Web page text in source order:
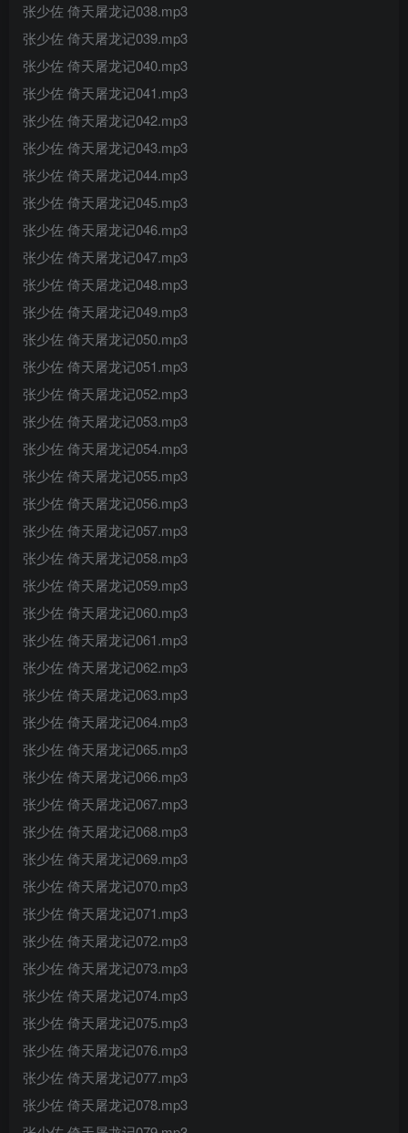
张少佐 倚天屠龙记038.mp3
张少佐 倚天屠龙记039.mp3
张少佐 倚天屠龙记040.mp3
张少佐 倚天屠龙记041.mp3
张少佐 倚天屠龙记042.mp3
张少佐 倚天屠龙记043.mp3
张少佐 倚天屠龙记044.mp3
张少佐 倚天屠龙记045.mp3
张少佐 倚天屠龙记046.mp3
张少佐 倚天屠龙记047.mp3
张少佐 倚天屠龙记048.mp3
张少佐 倚天屠龙记049.mp3
张少佐 倚天屠龙记050.mp3
张少佐 倚天屠龙记051.mp3
张少佐 倚天屠龙记052.mp3
张少佐 倚天屠龙记053.mp3
张少佐 倚天屠龙记054.mp3
张少佐 倚天屠龙记055.mp3
张少佐 倚天屠龙记056.mp3
张少佐 倚天屠龙记057.mp3
张少佐 倚天屠龙记058.mp3
张少佐 倚天屠龙记059.mp3
张少佐 倚天屠龙记060.mp3
张少佐 倚天屠龙记061.mp3
张少佐 倚天屠龙记062.mp3
张少佐 倚天屠龙记063.mp3
张少佐 倚天屠龙记064.mp3
张少佐 倚天屠龙记065.mp3
张少佐 倚天屠龙记066.mp3
张少佐 倚天屠龙记067.mp3
张少佐 倚天屠龙记068.mp3
张少佐 倚天屠龙记069.mp3
张少佐 倚天屠龙记070.mp3
张少佐 倚天屠龙记071.mp3
张少佐 倚天屠龙记072.mp3
张少佐 倚天屠龙记073.mp3
张少佐 倚天屠龙记074.mp3
张少佐 倚天屠龙记075.mp3
张少佐 倚天屠龙记076.mp3
张少佐 倚天屠龙记077.mp3
张少佐 倚天屠龙记078.mp3